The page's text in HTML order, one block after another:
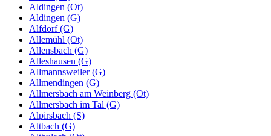
Aldingen (Ot)
Aldingen (G)
Alfdorf (G)
Allemühl (Ot)
Allensbach (G)
Alleshausen (G)
Allmannsweiler (G)
Allmendingen (G)
Allmersbach am Weinberg (Ot)
Allmersbach im Tal (G)
Alpirsbach (S)
Altbach (G)